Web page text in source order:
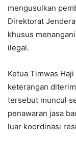
mengusulkan
Direktorat
khusus
ilegal.
Ketua Timwas
keterangan
tersebut muncul
penawaran jasa
luar koordinasi